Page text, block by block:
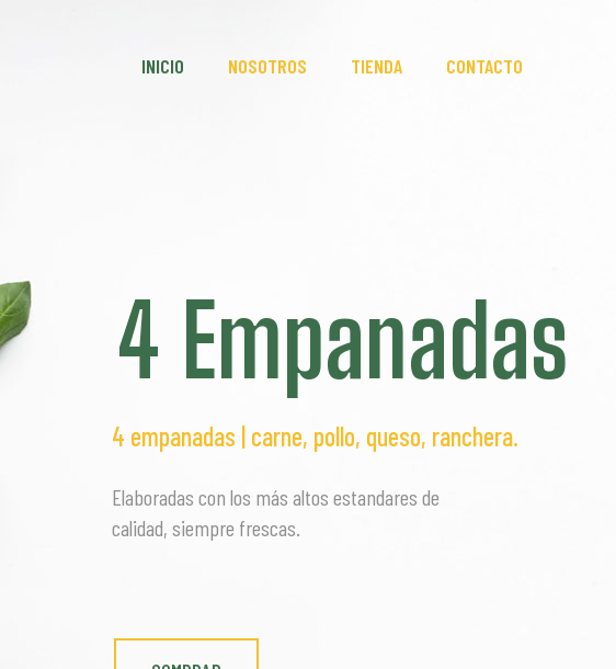
INICIO NOSOTROS TIENDA CONTACTO
4 empanadas | carne, pollo, queso, ranchera.
4 Empanadas
Elaboradas con los más altos estandares de
calidad, siempre frescas.